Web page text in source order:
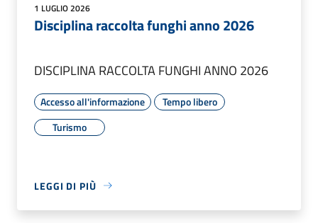
1 LUGLIO 2026
Disciplina raccolta funghi anno 2026
DISCIPLINA RACCOLTA FUNGHI ANNO 2026
Accesso all'informazione
Tempo libero
Turismo
LEGGI DI PIÙ